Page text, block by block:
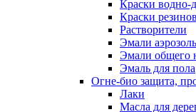
Краски водно-
Краски
Растворители
Эмали
Эмали общего
Эмаль для пола
Огне-био защита,
Лаки
Масла для